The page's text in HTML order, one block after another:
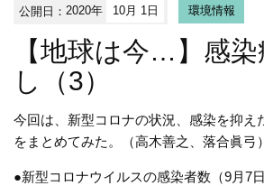
公開日：2020年 10月 1日 環境情報
【地球は今…】感
し（3）
今回は、新型コロナの状況、感染を抑え
をまとめてみた。（高木善之、落合眞弓）
●新型コロナウイルスの感染者数（9月7